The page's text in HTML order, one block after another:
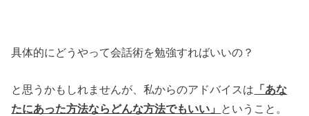
具体的にどうやって会話術を勉強すればいいの？
と思うかもしれませんが、私からのアドバイスは 「あな
たにあった方法ならどんな方法でもいい」 ということ。